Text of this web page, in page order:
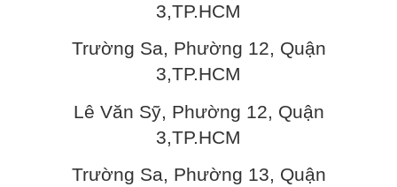
3,TP.HCM
Trường Sa, Phường 12, Quận
3,TP.HCM
Lê Văn Sỹ, Phường 12, Quận
3,TP.HCM
Trường Sa, Phường 13, Quận